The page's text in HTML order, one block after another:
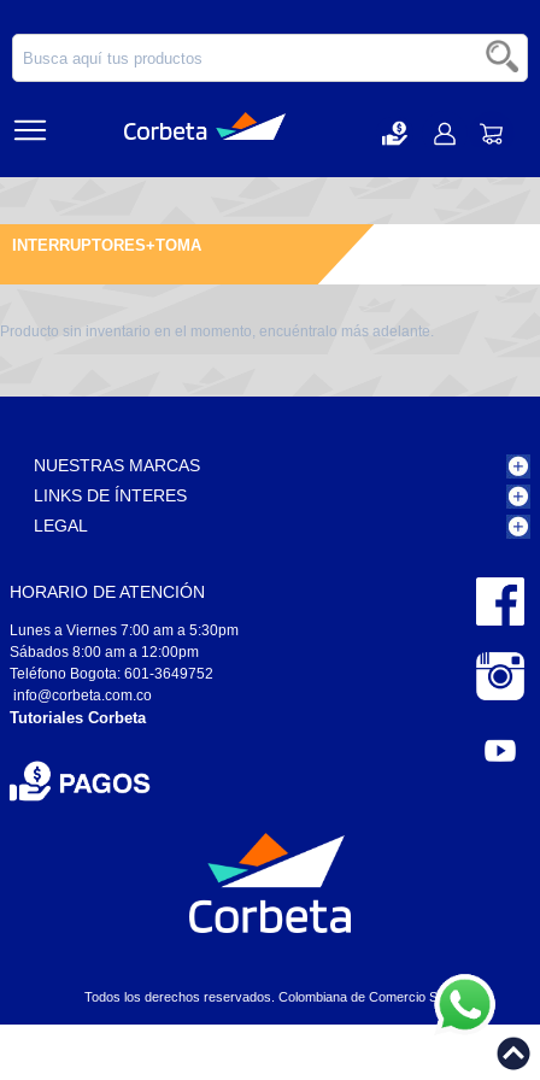
INTERRUPTORES+TOMA
Producto sin inventario en el momento, encuéntralo más adelante.
NUESTRAS MARCAS
LINKS DE ÍNTERES
LEGAL
HORARIO DE ATENCIÓN
Lunes a Viernes 7:00 am a 5:30pm
Sábados 8:00 am a 12:00pm
Teléfono Bogota: 601-3649752
info@corbeta.com.co
Tutoriales Corbeta
Todos los derechos reservados. Colombiana de Comercio S.A..